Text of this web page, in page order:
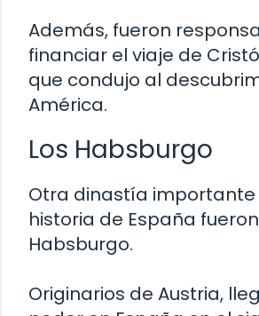
Además, fueron
financiar el viaje de
que condujo al
América.
Los Habsburgo
Otra dinastía importante
historia de España
Habsburgo.
Originarios de Austria,